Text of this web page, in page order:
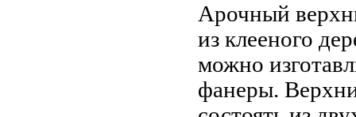
Арочный
из клееного
можно
фанеры.